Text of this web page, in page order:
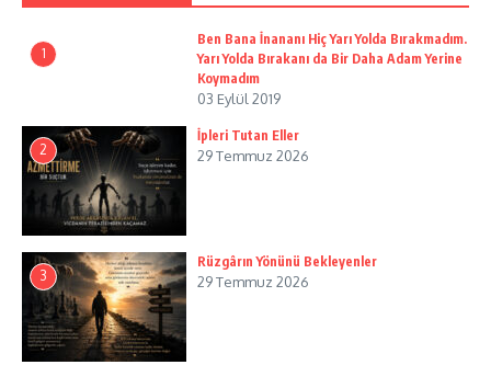
1
Ben Bana İnananı Hiç Yarı Yolda Bırakmadım.
Yarı Yolda Bırakanı da Bir Daha Adam Yerine
Koymadım
03 Eylül 2019
2
İpleri Tutan Eller
29 Temmuz 2026
3
Rüzgârın Yönünü Bekleyenler
29 Temmuz 2026